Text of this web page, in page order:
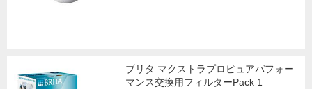
ブリタ マクストラプロピュアパフォー
マンス交換用フィルターPack 1